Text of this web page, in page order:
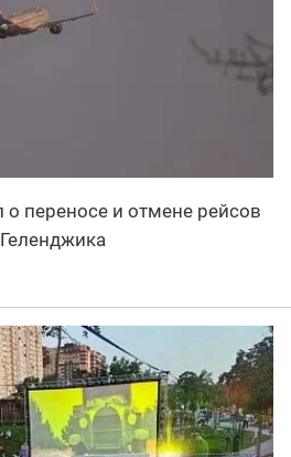
переносе и отмене рейсов